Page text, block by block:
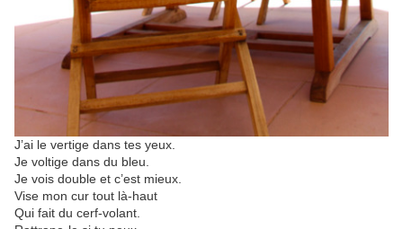
J’ai le vertige dans tes yeux.
Je voltige dans du bleu.
Je vois double et c’est mieux.
Vise mon cur tout là-haut
Qui fait du cerf-volant.